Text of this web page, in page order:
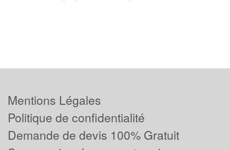
Mentions Légales
Politique de confidentialité
Demande de devis 100% Gratuit